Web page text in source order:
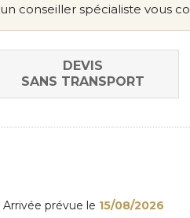
un conseiller spécialiste vous
DEVIS
SANS TRANSPORT
Arrivée prévue le 15/08/2026